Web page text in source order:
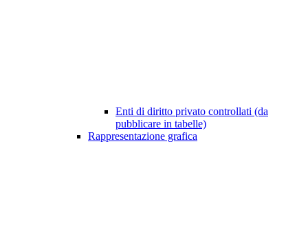
Enti di diritto privato controllati (da
pubblicare in tabelle)
Rappresentazione grafica